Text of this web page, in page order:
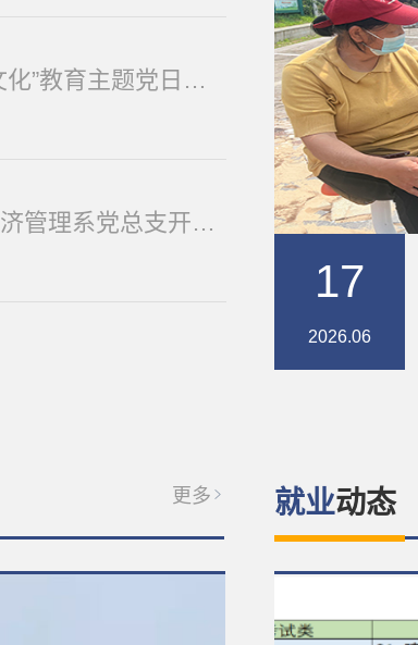
经济管理系党总支开展“新时代廉洁文化”教育主题党日活动
筑牢安全防线，情系师生健康——经济管理系党总支开展实训室与宿舍安全排查活动
17
2026.06
更多 就业